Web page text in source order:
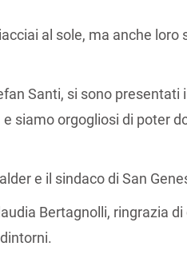
al sole, ma anche
Santi, si sono presentati i
siamo orgogliosi di poter
e il sindaco di San
Bertagnolli, ringrazia